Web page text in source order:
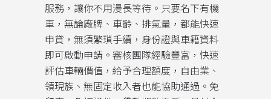
服務，讓你不用漫長等待。只要名下有機
車，無論廠牌、車齡、排氣量，都能快速
申貸，無須繁瑣手續，身份證與車籍資料
即可啟動申請。審核團隊經驗豐富，快速
評估車輛價值，給予合理額度，自由業、
領現族、無固定收入者也能協助通過。免